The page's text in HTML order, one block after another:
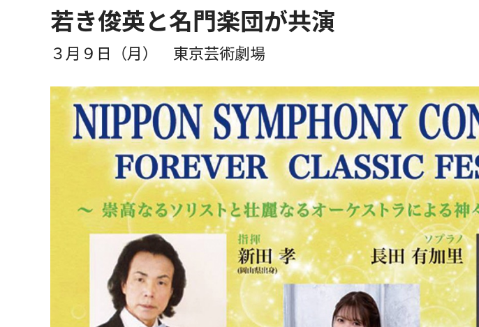
若き俊英と名門楽団が共演
３月９日（月） 東京芸術劇場